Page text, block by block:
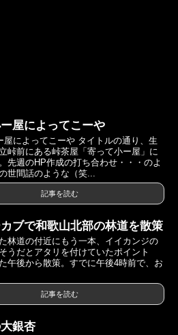
屋によってこーや
屋によってこーや タイトルの通り、生
峠前にある峠茶屋「寄って小ー屋」に
先週のHP作成の打ち合わせ・・・のよ
世間話のような（笑...
記事を読む
ブで和歌山北部の林道を散策
林道の付近にもう一本、イイカンジの
うだとアタリを付けていたポイント
午後から散策。すでに午後4時前で、お
記事を読む
銀杏